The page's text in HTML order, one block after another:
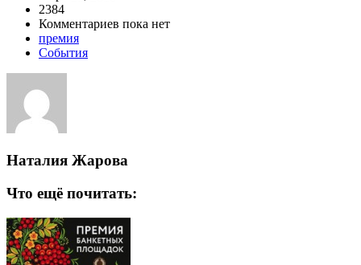
2384
Комментариев пока нет
премия
События
Наталия Жарова
Что ещё почитать: